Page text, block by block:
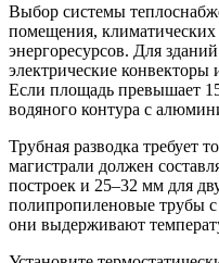
Выбор системы
помещения,
энергоресурсов. Для
электрические
Если площадь превышает
водяного контура с
Трубная разводка требует
магистрали должен
построек и 25–32 мм для
полипропиленовые трубы
они выдерживают